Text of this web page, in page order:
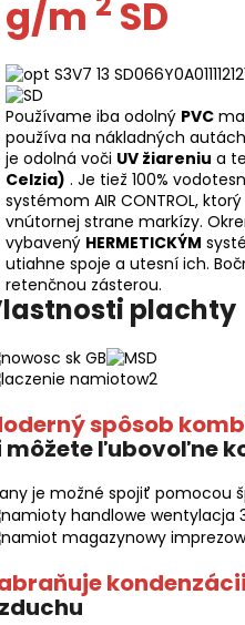
g/m SD
Používame iba odolný PVC
používa na nákladných
je odolná voči UV žiareniu a
Celzia) . Je tiež 100%
systémom AIR CONTROL,
vnútornej strane markízy.
vybavený HERMETICKÝM
utiahne spoje a utesní ich.
retenčnou zásterou.
plachty
spôsob
môžete ľubovoľne
je možné spojiť pomocou